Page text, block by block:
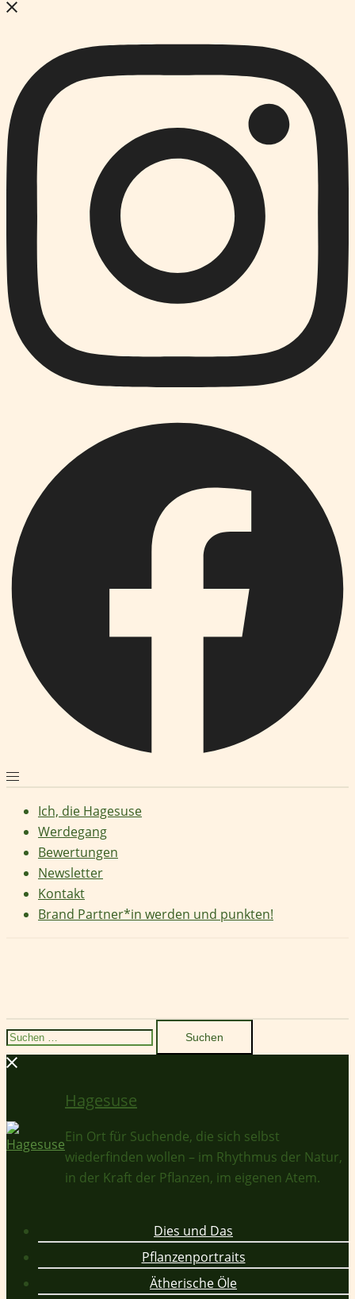
Ich, die Hagesuse
Werdegang
Bewertungen
Newsletter
Kontakt
Brand Partner*in werden und punkten!
Suchen
nach:
Hagesuse
Ein Ort für Suchende, die sich selbst
wiederfinden wollen – im Rhythmus der Natur,
in der Kraft der Pflanzen, im eigenen Atem.
Dies und Das
Pflanzenportraits
Ätherische Öle